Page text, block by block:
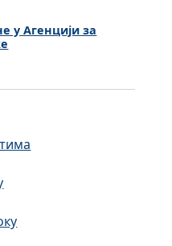
у Агенцији за